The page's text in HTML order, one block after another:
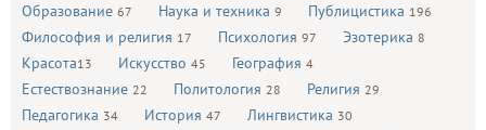
Образование 67 Наука и техника 9 Публицистика 196
Философия и религия 17 Психология 97 Эзотерика 8
Красота13 Искусство 45 География 4
Естествознание 22 Политология 28 Религия 29
Педагогика 34 История 47 Лингвистика 30